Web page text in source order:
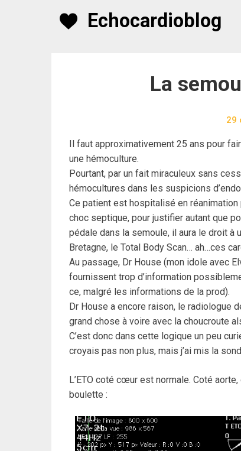
Echocardioblog
La
29
Il faut approximativement 25 ans pour
une hémoculture.
Pourtant, par un fait miraculeux sans
hémocultures dans les suspicions
Ce patient est hospitalisé en réanimation
choc septique, pour justifier autant que
pédale dans la semoule, il aura le droit à
Bretagne, le Total Body Scan… ah…ces
Au passage, Dr House (mon idole avec
fournissent trop d’information
ce, malgré les informations de la prod).
Dr House a encore raison, le radiologue
grand chose à voire avec la choucroute
C’est donc dans cette logique un peu
croyais pas non plus, mais j’ai mis la
L’ETO coté cœur est normale. Coté
boulette :